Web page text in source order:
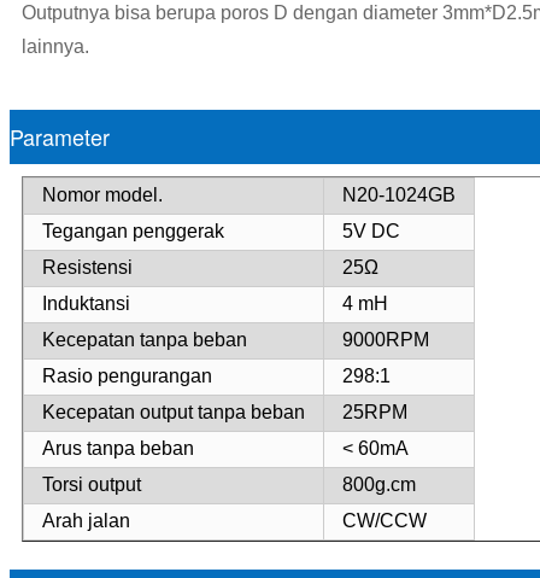
Outputnya bisa berupa poros D dengan diameter
lainnya.
Parameter
Nomor model.
N20-1024GB
Tegangan penggerak
5V DC
Resistensi
25Ω
Induktansi
4 mH
Kecepatan tanpa beban
9000RPM
Rasio pengurangan
298:1
Kecepatan output tanpa beban
25RPM
Arus tanpa beban
< 60mA
Torsi output
800g.cm
Arah jalan
CW/CCW